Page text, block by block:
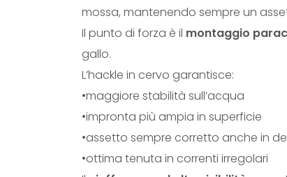
mossa, mantenendo sempre un
Il punto di forza è il montaggio
gallo.
L’hackle in cervo garantisce:
•maggiore stabilità sull’acqua
•impronta più ampia in superficie
•assetto sempre corretto anche in
•ottima tenuta in correnti irregolari